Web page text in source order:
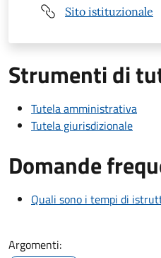
Sito istituzionale
Strumenti di
Tutela amministrativa
Tutela giurisdizionale
Domande
Quali sono i tempi di
Argomenti: